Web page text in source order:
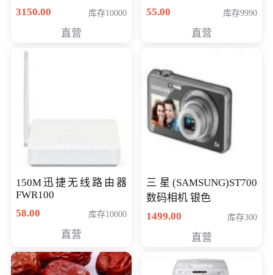
3150.00
库存10000
直营
卡 CLASS 10
55.00 库存9990
直营
150M迅捷无线路由器
FWR100
58.00
库存10000
直营
三星(SAMSUNG)ST700
数码相机 银色
1499.00
库存300
直营